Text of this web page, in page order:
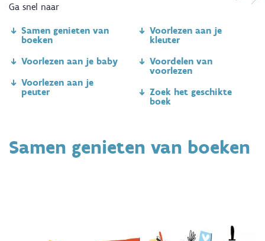
Ga snel naar
Samen genieten van
boeken
Voorlezen aan je baby
Voorlezen aan je
peuter
Voorlezen aan je
kleuter
Voordelen van
voorlezen
Zoek het geschikte
boek
Samen genieten van boeken